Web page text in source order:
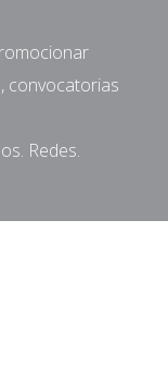
convocatorias
Redes.